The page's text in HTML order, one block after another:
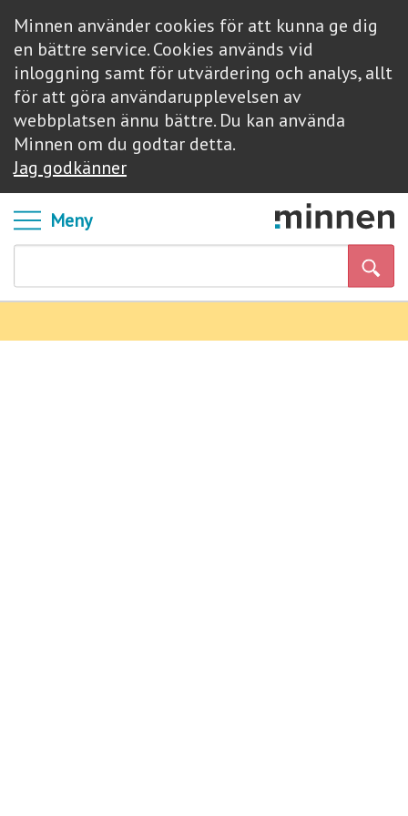
Minnen använder cookies för att kunna ge dig
en bättre service. Cookies används vid
inloggning samt för utvärdering och analys, allt
för att göra användarupplevelsen av
webbplatsen ännu bättre. Du kan använda
Minnen om du godtar detta.
Jag godkänner
Meny